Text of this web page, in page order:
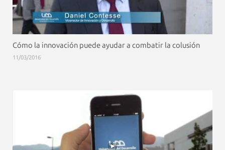
Cómo la innovación puede ayudar a combatir la colusión
11/03/2016